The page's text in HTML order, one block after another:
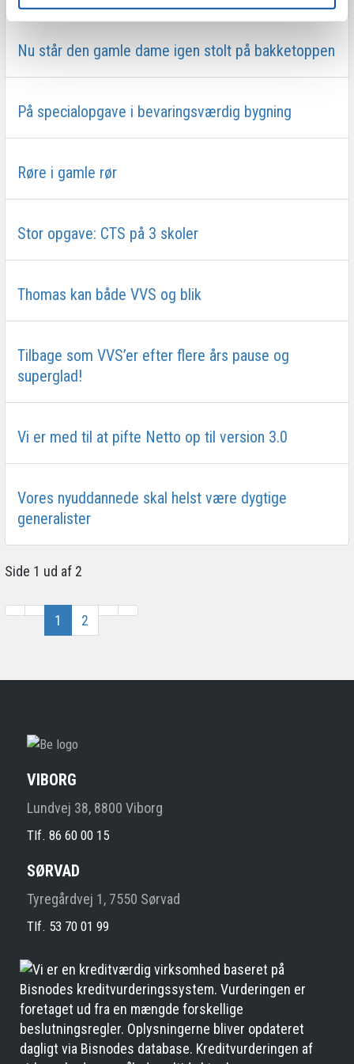
Nu står den gamle dame igen stolt på bakketoppen
På specialopgave i bevaringsværdig bygning
Røre i gamle rør
Stor opgave: CTS på 3 skoler
Thomas kan både VVS og blik
Tilbage som VVS’er efter flere års pause og
superglad!
Vi er med til at pifte Netto op til version 3.0
Vores nyuddannede skal helst være dygtige
generalister
Side 1 ud af 2
1 2
VIBORG
Lundvej 38, 8800 Viborg
Tlf. 86 60 00 15
SØRVAD
Tyregårdvej 1, 7550 Sørvad
Tlf. 53 70 01 99